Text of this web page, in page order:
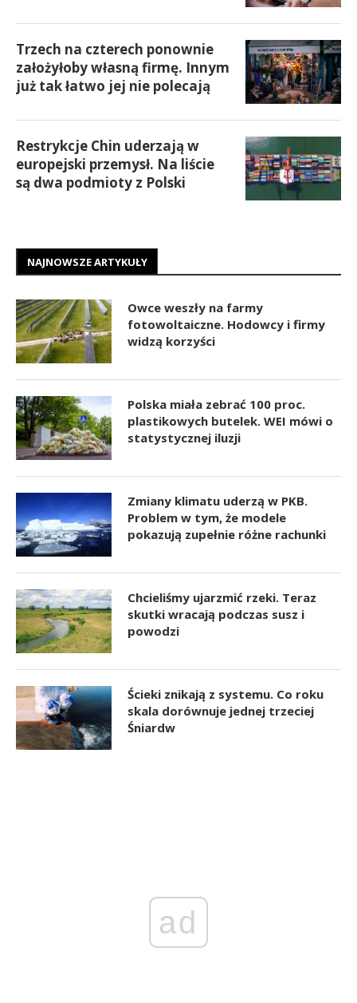
Trzech na czterech ponownie
założyłoby własną firmę. Innym
już tak łatwo jej nie polecają
Restrykcje Chin uderzają w
europejski przemysł. Na liście
są dwa podmioty z Polski
NAJNOWSZE ARTYKUŁY
Owce weszły na farmy
fotowoltaiczne. Hodowcy i firmy
widzą korzyści
Polska miała zebrać 100 proc.
plastikowych butelek. WEI mówi o
statystycznej iluzji
Zmiany klimatu uderzą w PKB.
Problem w tym, że modele
pokazują zupełnie różne rachunki
Chcieliśmy ujarzmić rzeki. Teraz
skutki wracają podczas susz i
powodzi
Ścieki znikają z systemu. Co roku
skala dorównuje jednej trzeciej
Śniardw
ad